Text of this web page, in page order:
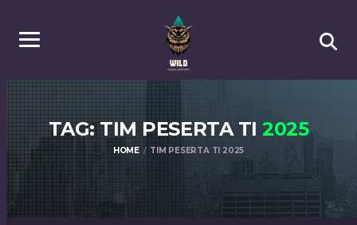
TAG: TIM PESERTA TI2025
HOME TIM PESERTA TI 2025